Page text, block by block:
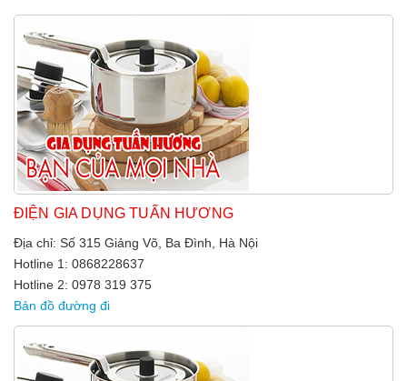
ĐIỆN GIA DỤNG TUẤN HƯƠNG
Địa chỉ: Số 315 Giảng Võ, Ba Đình, Hà Nội
Hotline 1: 0868228637
Hotline 2: 0978 319 375
Bản đồ đường đi